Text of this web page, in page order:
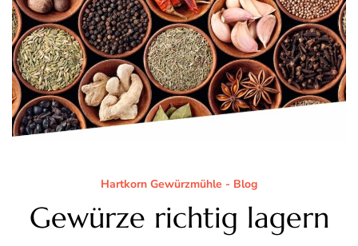
Hartkorn Gewürzmühle - Blog
Gewürze richtig lagern